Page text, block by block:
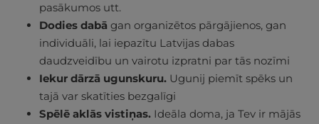
pasākumos utt.
Dodies dabā gan organizētos pārgājienos, gan
individuāli, lai iepazītu Latvijas dabas
daudzveidību un vairotu izpratni par tās nozīmi
Iekur dārzā ugunskuru. Ugunij piemīt spēks un
tajā var skatīties bezgalīgi
Spēlē aklās vistiņas. Ideāla doma, ja Tev ir mājās